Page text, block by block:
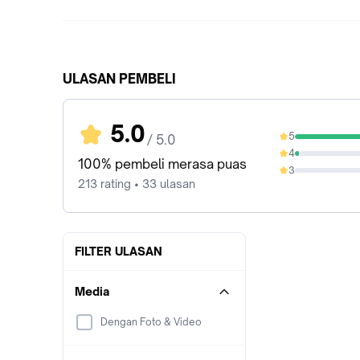
ULASAN PEMBELI
5.0 / 5.0
100% pembeli merasa puas
213 rating • 33 ulasan
5
97.18%
4
2.82%
3
0%
FILTER ULASAN
Media
Dengan Foto & Video